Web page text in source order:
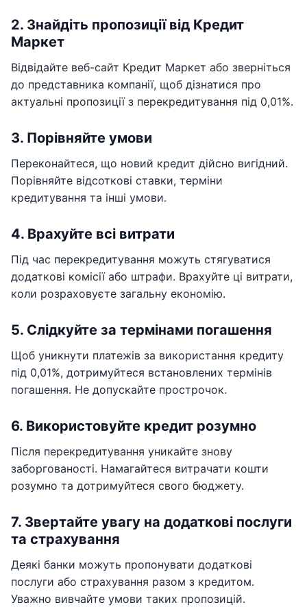
2. Знайдіть пропозиції від Кредит
Маркет
Відвідайте веб-сайт Кредит Маркет або зверніться
до представника компанії, щоб дізнатися про
актуальні пропозиції з перекредитування під 0,01%.
3. Порівняйте умови
Переконайтеся, що новий кредит дійсно вигідний.
Порівняйте відсоткові ставки, терміни
кредитування та інші умови.
4. Врахуйте всі витрати
Під час перекредитування можуть стягуватися
додаткові комісії або штрафи. Врахуйте ці витрати,
коли розраховуєте загальну економію.
5. Слідкуйте за термінами погашення
Щоб уникнути платежів за використання кредиту
під 0,01%, дотримуйтеся встановлених термінів
погашення. Не допускайте прострочок.
6. Використовуйте кредит розумно
Після перекредитування уникайте знову
заборгованості. Намагайтеся витрачати кошти
розумно та дотримуйтеся свого бюджету.
7. Звертайте увагу на додаткові послуги
та страхування
Деякі банки можуть пропонувати додаткові
послуги або страхування разом з кредитом.
Уважно вивчайте умови таких пропозицій.